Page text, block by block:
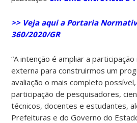
>> Veja aqui a Portaria
360/2020/GR
“A intenção é ampliar a
externa para construirmos um
avaliação o mais completo
participação de pesquisadores,
técnicos, docentes e estudantes,
Prefeituras e do Governo do